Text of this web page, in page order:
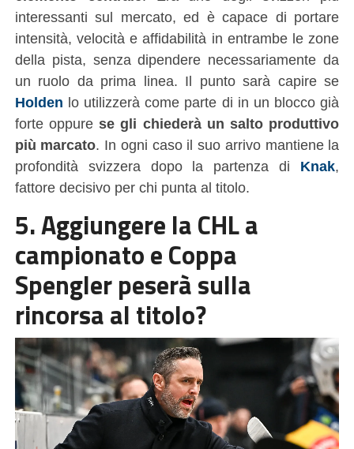
interessanti sul mercato, ed è capace di portare
intensità, velocità e affidabilità in entrambe le zone
della pista, senza dipendere necessariamente da
un ruolo da prima linea. Il punto sarà capire se
Holden lo utilizzerà come parte di in un blocco già
forte oppurese gli chiederà un salto produttivo
più marcato. In ogni caso il suo arrivo mantiene la
profondità svizzera dopo la partenza di Knak,
fattore decisivo per chi punta al titolo.
5. Aggiungere la CHL a
campionato e Coppa
Spengler peserà sulla
rincorsa al titolo?